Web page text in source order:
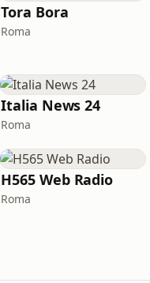
Tora Bora
Roma
Italia News 24
Roma
H565 Web Radio
Roma